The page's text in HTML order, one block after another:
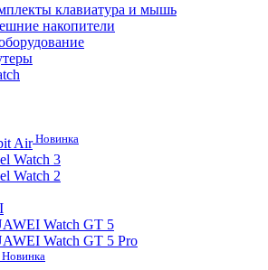
клавиатура и мышь
накопители
AirНовинка
Watch 3
Watch 2
Watch GT 5
Watch GT 5 Pro
Новинка